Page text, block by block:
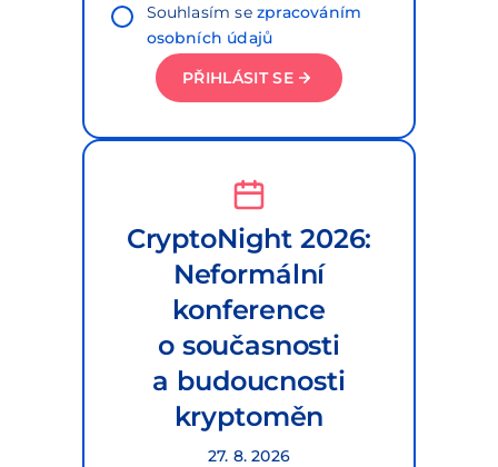
Souhlasím sezpracováním
osobních údajů
PŘIHLÁSIT SE
CryptoNight 2026:
Neformální
konference
o současnosti
a budoucnosti
kryptoměn
27. 8. 2026